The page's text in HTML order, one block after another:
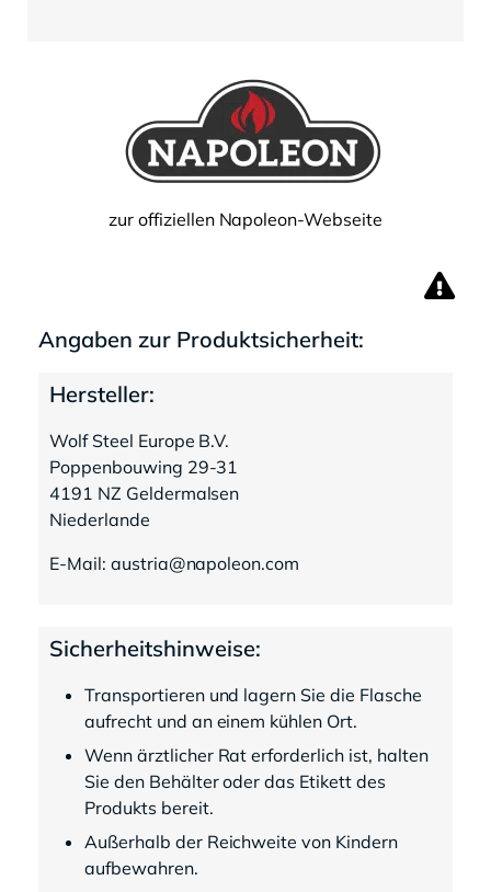
zur offiziellen Napoleon-Webseite
Angaben zur Produktsicherheit:
Hersteller:
Wolf Steel Europe B.V.
Poppenbouwing 29-31
4191 NZ Geldermalsen
Niederlande
E-Mail: austria@napoleon.com
Sicherheitshinweise:
Transportieren und lagern Sie die Flasche
aufrecht und an einem kühlen Ort.
Wenn ärztlicher Rat erforderlich ist, halten
Sie den Behälter oder das Etikett des
Produkts bereit.
Außerhalb der Reichweite von Kindern
aufbewahren.